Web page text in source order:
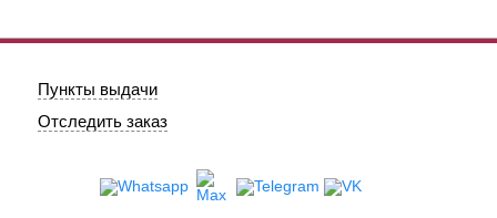
Пункты выдачи
Отследить заказ